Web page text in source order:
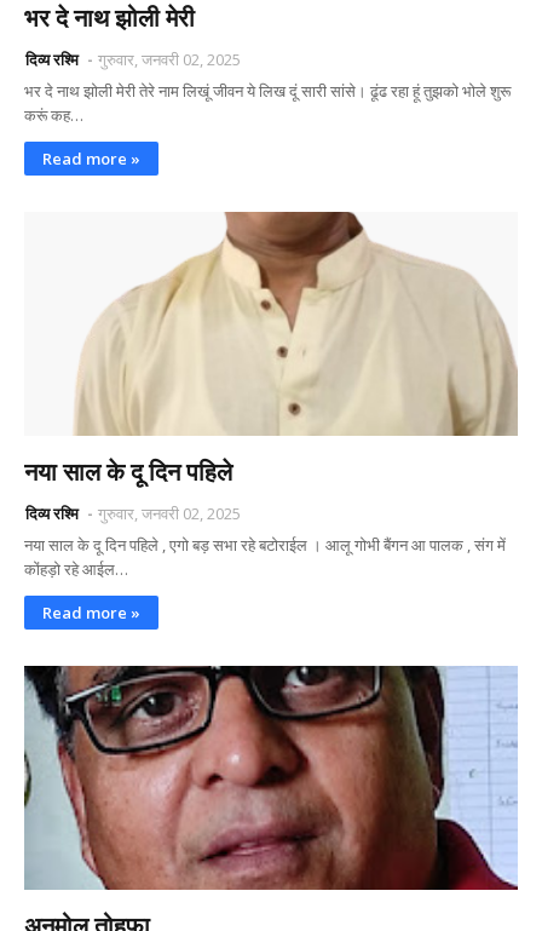
भर दे नाथ झोली मेरी
दिव्य रश्मि
गुरुवार, जनवरी 02, 2025
भर दे नाथ झोली मेरी तेरे नाम लिखूं जीवन ये लिख दूं सारी सांसे। ढूंढ रहा हूं तुझको भोले शुरू
करूं कह…
Read more »
नया साल के दू दिन पहिले
दिव्य रश्मि
गुरुवार, जनवरी 02, 2025
नया साल के दू दिन पहिले , एगो बड़ सभा रहे बटोराईल । आलू गोभी बैंगन आ पालक , संग में
कोंहड़ो रहे आईल…
Read more »